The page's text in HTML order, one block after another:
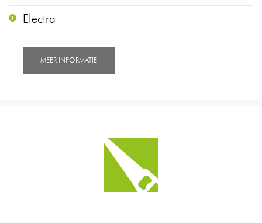
Electra
MEER INFORMATIE